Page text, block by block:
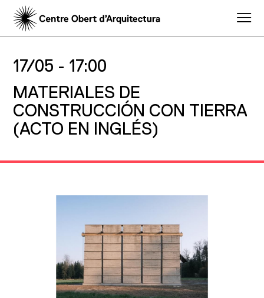
17/05 - 17:00
MATERIALES DE
CONSTRUCCIÓN CON TIERRA
(ACTO EN INGLÉS)